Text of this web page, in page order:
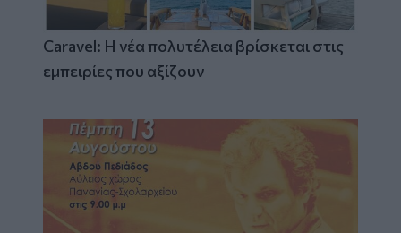
Caravel: Η νέα πολυτέλεια βρίσκεται στις
εμπειρίες που αξίζουν